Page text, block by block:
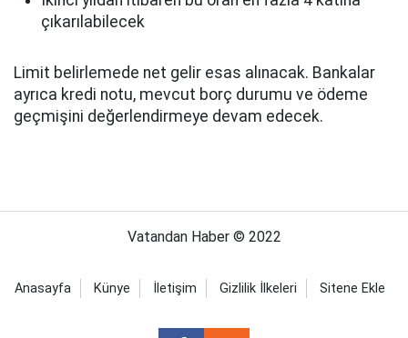
çıkarılabilecek
Limit belirlemede net gelir esas alınacak. Bankalar
ayrıca kredi notu, mevcut borç durumu ve ödeme
geçmişini değerlendirmeye devam edecek.
Vatandan Haber © 2022
Anasayfa Künye İletişim Gizlilik İlkeleri Sitene Ekle